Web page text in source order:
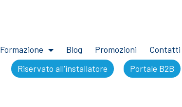
Formazione Blog Promozioni
Contatti
Riservato all'installatore
Portale B2B